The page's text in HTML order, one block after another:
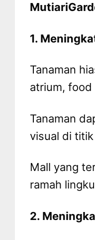
1.
Tanaman
atrium,
Tanaman
visual di
Mall yang
ramah
2.